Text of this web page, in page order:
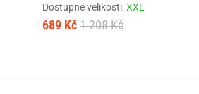
Dostupné velikosti:XXL
689 Kč 1 208 Kč